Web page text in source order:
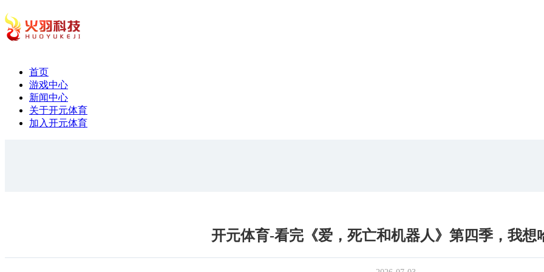
首页
游戏中心
新闻中心
关于开元体育
加入开元体育
开元体育-看完《爱，死亡和机器人》第四季，我想